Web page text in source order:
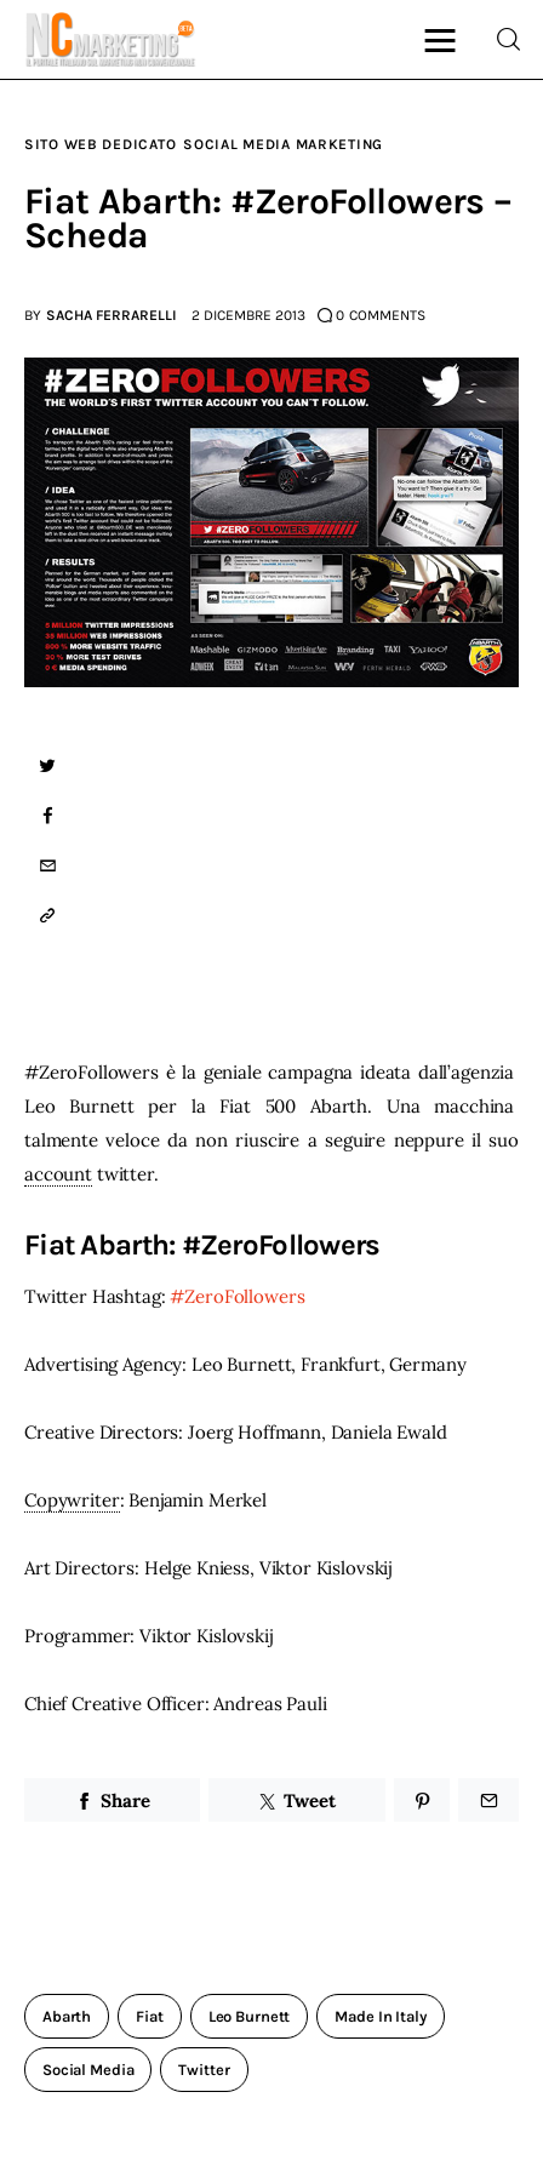
Rubriche
Glossario
NCMarketing
Partner
SITO WEB DEDICATO SOCIAL MEDIA MARKETING
Fiat Abarth: #ZeroFollowers –
Scheda
BY SACHA FERRARELLI 2 DICEMBRE 2013 0 COMMENTS
TWITTER
FACEBOOK
EMAIL
COPY
#ZeroFollowers è la geniale campagna ideata dall’agenzia
Leo Burnett per la Fiat 500 Abarth. Una macchina
talmente veloce da non riuscire a seguire neppure il suo
account twitter.
Fiat Abarth: #ZeroFollowers
Twitter Hashtag: #ZeroFollowers
Advertising Agency: Leo Burnett, Frankfurt, Germany
Creative Directors: Joerg Hoffmann, Daniela Ewald
Copywriter: Benjamin Merkel
Art Directors: Helge Kniess, Viktor Kislovskij
Programmer: Viktor Kislovskij
Chief Creative Officer: Andreas Pauli
Share Tweet
Abarth Fiat Leo Burnett Made In Italy
Social Media Twitter